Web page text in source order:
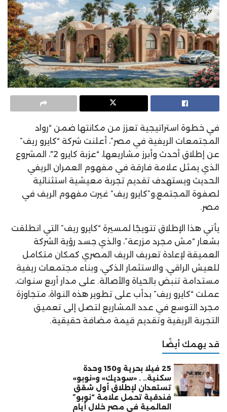
في خطوة استراتيجية تعزز من مكانتها ضمن “رواد
المجتمعات الريفية في مصر”، أعلنت شركة “كايرو ريف”
عن إطلاق أحدث وأبرز مشاريعها، “عزبة كايرو 2″، المشروع
الذي يمثل علامة فارقة في مفهوم العمران الريفي
الحديث ويستهدف تقديم تجربة معيشية استثنائية
لصفوة المجتمع،و”كايرو ريف” غيرت مفهوم الريف في
مصر.
يأتي هذا الإطلاق تتويجًا لمسيرة “كايرو ريف” التي انطلقت
بشعار “مش مجرد مزرعة”، والذي جسد رؤية الشركة
العميقة لإعادة تعريف الريف المصري كمكان متكامل
للعيش الراقي، والاستثمار الذكي، وبناء مجتمعات ريفية
مستدامة تنبض بالحياة والأصالة. على مدار أربع سنوات،
عملت “كايرو ريف” بدأب على تطوير هذه النواة، متجاوزة
مجرد التوسع في عدد المشاريع لتصل إلى تعميق
التجربة الريفية وتقديم قيمة مضافة حقيقية.
قد يهمك أيضًا
25 فيلا بحرية و150 وحدة
سكنية.. . «سوديك» و«نوبو»
تستعدان لإطلاق أول شقق
فندقية تحمل علامة “نوبو”
العالمية في مصر خلال أيام